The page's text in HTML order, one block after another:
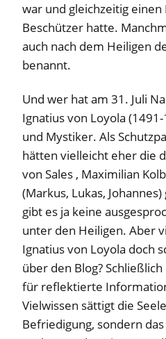
war und gleichzeitig
Beschützer hatte.
auch nach dem Heiligen
benannt.
Und wer hat am 31. Juli
Ignatius von Loyola
und Mystiker. Als
hätten vielleicht eher die
von Sales , Maximilian
(Markus, Lukas,
gibt es ja keine
unter den Heiligen. Aber
Ignatius von Loyola doch
über den Blog?
für reflektierte
Vielwissen sättigt die
Befriedigung, sondern